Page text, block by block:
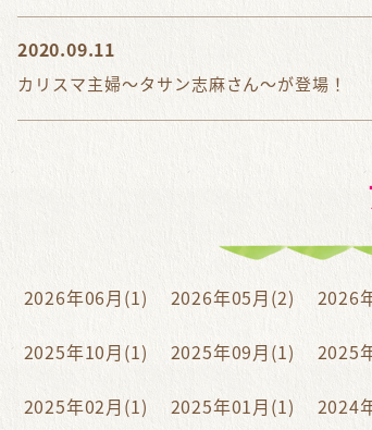
2020.09.11
カリスマ主婦～タサン志麻さん～が登場！
2026年06月(1) 2026年05月(2) 2026
2025年10月(1) 2025年09月(1) 2025
2025年02月(1) 2025年01月(1) 2024